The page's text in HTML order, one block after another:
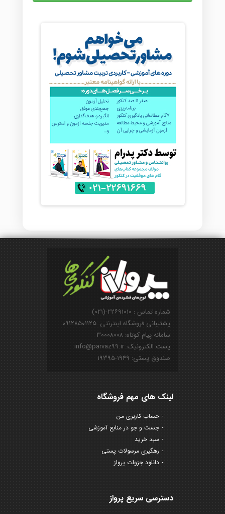
شماره تماس : ۲۲۶۹۱۰۱۰-(۰۲۱)
پشتیبانی فروشگاه اینترنتی: ۰۹۱۲۸۵۰۱۱۲۵
سامانه پیام کوتاه: ۳۰۰۰۸۰۰۸
پست الکترونیک: info@parvaz99.ir
صندوق پستی: ۱۹۴۹-۱۹۳۹۵
لینک های مهم فروشگاه
حساب کاربری من
جست و جو در منابع آموزشی
سبد خرید
رهگیری مرسولات پستی
دانلود جزوات پرواز
دسترسی سریع پرواز